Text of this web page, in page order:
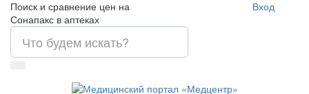
Поиск и сравнение цен на
Сонапакс в аптеках
Вход